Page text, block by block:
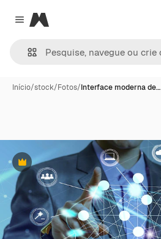
Close menu
Magnific
Início/stock/Fotos/Interface moderna de…
Premium